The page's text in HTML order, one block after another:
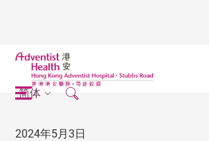
简体
2024年5月3日